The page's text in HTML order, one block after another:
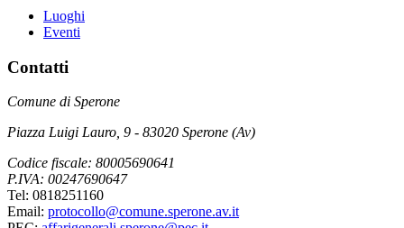
Luoghi
Eventi
Contatti
Comune di Sperone
Piazza Luigi Lauro, 9 - 83020 Sperone (Av)
Codice fiscale: 80005690641
P.IVA: 00247690647
Tel: 0818251160
Email: protocollo@comune.sperone.av.it